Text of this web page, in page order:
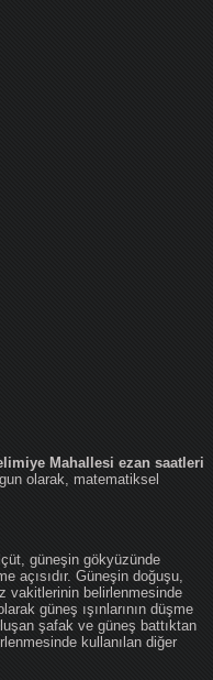
Mahallesi ezan saatleri
olarak, matematiksel
güneşin gökyüzünde
açısıdır. Güneşin doğuşu,
vakitlerinin belirlenmesinde
güneş ışınlarının düşme
şafak ve güneş battıktan
kullanılan diğer